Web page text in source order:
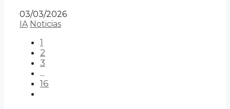
03/03/2026
IA Noticias
1
2
3
...
16